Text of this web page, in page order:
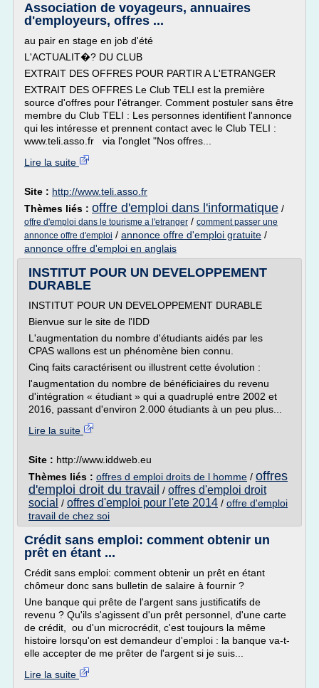
Association de voyageurs, annuaires
d'employeurs, offres ...
au pair en stage en job d'été
L'ACTUALIT�? DU CLUB
EXTRAIT DES OFFRES POUR PARTIR A L'ETRANGER
EXTRAIT DES OFFRES Le Club TELI est la première
source d'offres pour l'étranger. Comment postuler sans être
membre du Club TELI : Les personnes identifient l'annonce
qui les intéresse et prennent contact avec le Club TELI :
www.teli.asso.fr via l'onglet "Nos offres...
Lire la suite
Site : http://www.teli.asso.fr
Thèmes liés : offre d'emploi dans l'informatique /
offre d'emploi dans le tourisme a l'etranger / comment passer une
annonce offre d'emploi / annonce offre d'emploi gratuite /
annonce offre d'emploi en anglais
INSTITUT POUR UN DEVELOPPEMENT
DURABLE
INSTITUT POUR UN DEVELOPPEMENT DURABLE
Bienvue sur le site de l'IDD
L'augmentation du nombre d'étudiants aidés par les
CPAS wallons est un phénomène bien connu.
Cinq faits caractérisent ou illustrent cette évolution :
l'augmentation du nombre de bénéficiaires du revenu
d'intégration « étudiant » qui a quadruplé entre 2002 et
2016, passant d'environ 2.000 étudiants à un peu plus...
Lire la suite
Site : http://www.iddweb.eu
Thèmes liés : offres d emploi droits de l homme / offres
d'emploi droit du travail / offres d'emploi droit
social / offres d'emploi pour l'ete 2014 / offre d'emploi
travail de chez soi
Crédit sans emploi: comment obtenir un
prêt en étant ...
Crédit sans emploi: comment obtenir un prêt en étant
chômeur donc sans bulletin de salaire à fournir ?
Une banque qui prête de l'argent sans justificatifs de
revenu ? Qu'ils s'agissent d'un prêt personnel, d'une carte
de crédit, ou d'un microcrédit, c'est toujours la même
histoire lorsqu'on est demandeur d'emploi : la banque va-t-
elle accepter de me prêter de l'argent si je suis...
Lire la suite